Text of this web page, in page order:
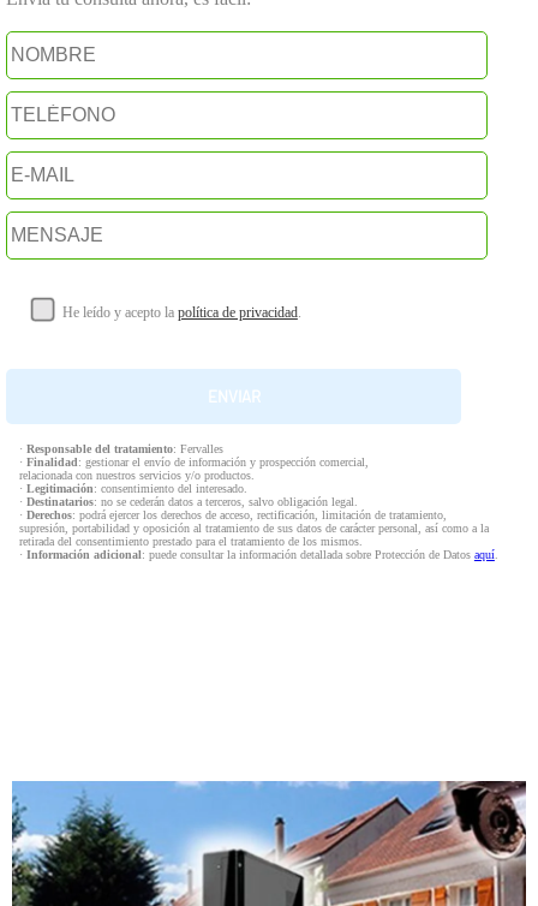
He leído y acepto la política de privacidad.
· Responsable del tratamiento: Fervalles
· Finalidad: gestionar el envío de información y prospección comercial,
relacionada con nuestros servicios y/o productos.
· Legitimación: consentimiento del interesado.
· Destinatarios: no se cederán datos a terceros, salvo obligación legal.
· Derechos: podrá ejercer los derechos de acceso, rectificación, limitación de tratamiento,
supresión, portabilidad y oposición al tratamiento de sus datos de carácter personal, así como a la
retirada del consentimiento prestado para el tratamiento de los mismos.
· Información adicional: puede consultar la información detallada sobre Protección de Datos aquí.